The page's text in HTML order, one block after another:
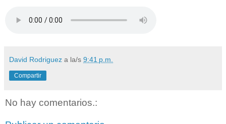
David Rodriguez a la/s 9:41 p.m.
Compartir
No hay comentarios.: